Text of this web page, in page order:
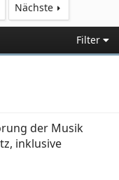
Nächste
Filter
der Musik
inklusive